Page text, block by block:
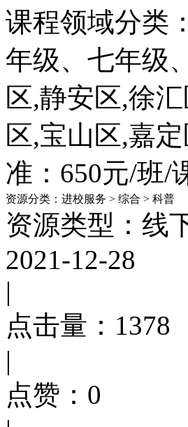
课程领域分类
年级、七年级
区,静安区,徐
区,宝山区,嘉
准：650元/班/
资源分类： 进校服务 > 综合 > 科普
资源类型：线
2021-12-28
|
点击量： 1378
|
点赞： 0